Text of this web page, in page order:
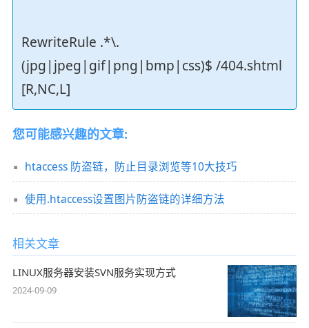
RewriteRule .*\.
(jpg|jpeg|gif|png|bmp|css)$ /404.shtml
[R,NC,L]
您可能感兴趣的文章:
htaccess 防盗链，防止目录浏览等10大技巧
使用.htaccess设置图片防盗链的详细方法
相关文章
LINUX服务器安装SVN服务实现方式
2024-09-09